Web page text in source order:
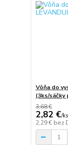
Vôňa do
(3ks/sáčky
3,68 €
2,82 €/ks
2,29 € bez